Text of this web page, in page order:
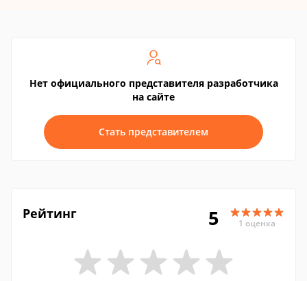
Нет официального представителя разработчика
на сайте
Стать представителем
Рейтинг 5 1 оценка